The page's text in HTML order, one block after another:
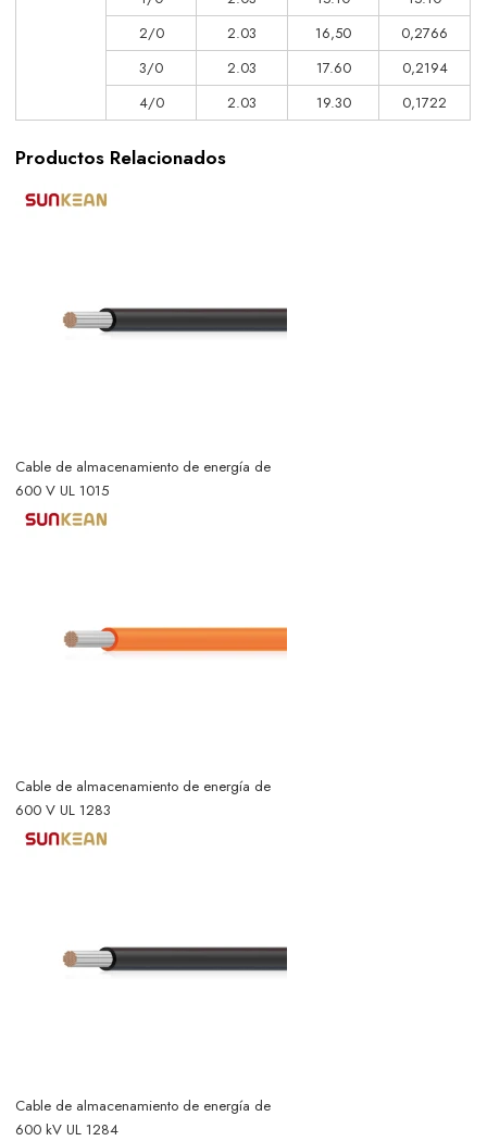
2/0
2.03 16,50
0,2766
3/0
2.03 17.60
0,2194
4/0
2.03 19.30 0,1722
Productos Relacionados
Cable de almacenamiento de energía de
600 V UL 1015
Cable de almacenamiento de energía de
600 V UL 1283
Cable de almacenamiento de energía de
600 kV UL 1284